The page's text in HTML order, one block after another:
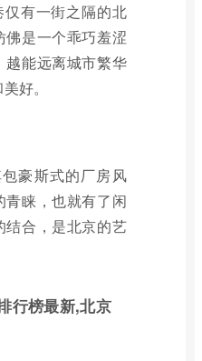
有一街之隔的北
是一个乖巧羞涩
越能远离城市繁华
好。
豪斯式的厂房风
睐，也就有了闲
结合，是北京的艺
行榜最新,北京